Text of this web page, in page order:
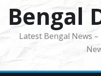
Bengal
Latest Bengal News